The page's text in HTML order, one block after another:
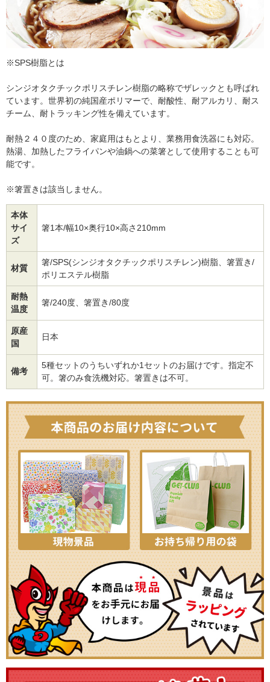
※SPS樹脂とは
シンジオタクチックポリスチレン樹脂の略称でザレックとも呼ばれ
ています。世界初の純国産ポリマーで、耐酸性、耐アルカリ、耐ス
チーム、耐トラッキング性を備えています。
耐熱２４０度のため、家庭用はもとより、業務用食洗器にも対応。
熱湯、加熱したフライパンや油鍋への菜箸として使用することも可
能です。
※箸置きは該当しません。
本体
サイ
ズ
箸1本/幅10×奥行10×高さ210mm
材質
箸/SPS(シンジオタクチックポリスチレン)樹脂、箸置き/
ポリエステル樹脂
耐熱
温度
箸/240度、箸置き/80度
原産
国
日本
備考
5種セットのうちいずれか1セットのお届けです。指定不
可。箸のみ食洗機対応。箸置きは不可。